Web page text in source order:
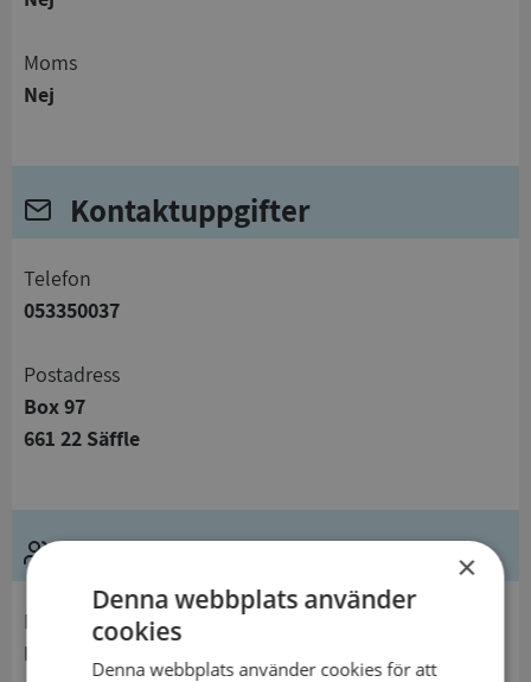
Moms
Nej
Kontaktuppgifter
telefon
053350037
Postadress
Box 97
661 22 Säffle
Ledning
Innehavare
Långseruds Församling
×
Denna webbplats använder
cookies
Denna webbplats använder cookies för att